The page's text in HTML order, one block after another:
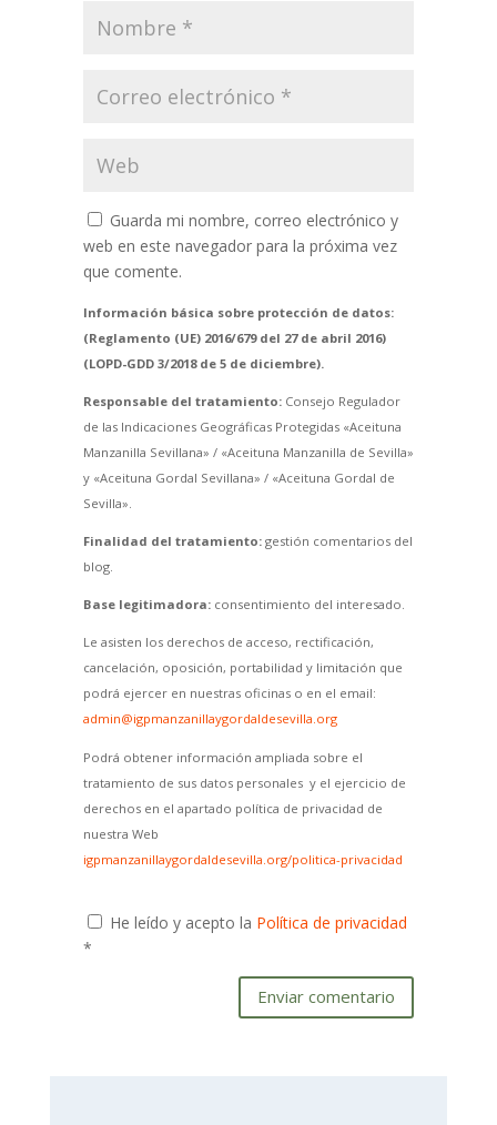
Guarda mi nombre, correo electrónico y
web en este navegador para la próxima vez
que comente.
Información básica sobre protección de datos:
(Reglamento (UE) 2016/679 del 27 de abril 2016)
(LOPD-GDD 3/2018 de 5 de diciembre).
Responsable del tratamiento:Consejo Regulador
de las Indicaciones Geográficas Protegidas «Aceituna
Manzanilla Sevillana» / «Aceituna Manzanilla de Sevilla»
y «Aceituna Gordal Sevillana» / «Aceituna Gordal de
Sevilla».
Finalidad del tratamiento:gestión comentarios del
blog.
Base legitimadora:consentimiento del interesado.
Le asisten los derechos de acceso, rectificación,
cancelación, oposición, portabilidad y limitación que
podrá ejercer en nuestras oficinas o en el email:
admin@igpmanzanillaygordaldesevilla.org
Podrá obtener información ampliada sobre el
tratamiento de sus datos personales y el ejercicio de
derechos en el apartado política de privacidad de
nuestra Web
igpmanzanillaygordaldesevilla.org/politica-privacidad
He leído y acepto la Política de privacidad
*
Enviar comentario